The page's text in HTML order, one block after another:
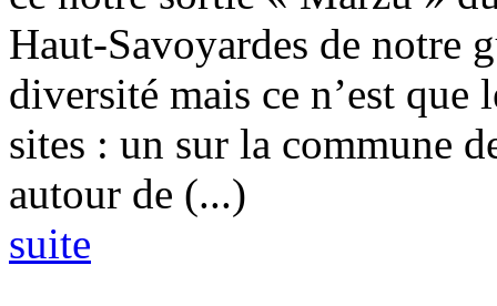
Haut-Savoyardes de notre
diversité mais ce n’est
sites : un sur la commune
autour de (...)
suite